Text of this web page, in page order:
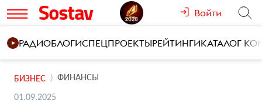
Войти
РАДИОБЛОГИСПЕЦПРОЕКТЫРЕЙТИНГИКАТАЛОГ
БИЗНЕС ФИНАНСЫ
01.09.2025